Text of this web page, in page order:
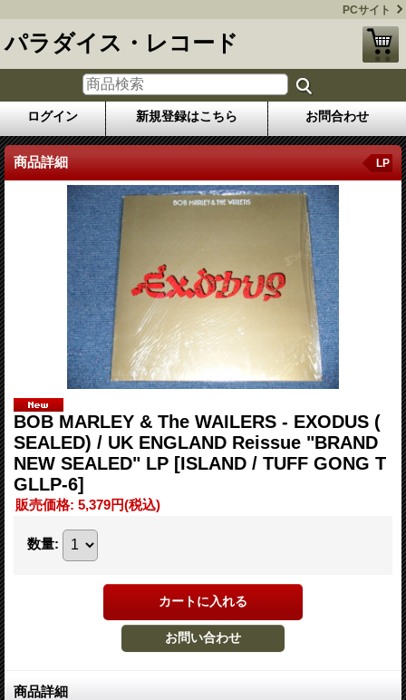
PCサイト
パラダイス・レコード
ログイン 新規登録はこちら お問合わせ
商品詳細 LP
BOB MARLEY & The WAILERS - EXODUS (
SEALED) / UK ENGLAND Reissue "BRAND
NEW SEALED" LP [ISLAND / TUFF GONG T
GLLP-6]
販売価格: 5,379円(税込)
数量:
商品詳細